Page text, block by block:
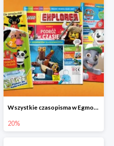
Wszystkie czasopisma w Egmont -20%
20%